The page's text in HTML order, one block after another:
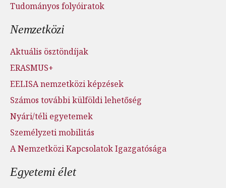
Tudományos folyóiratok
Nemzetközi
Aktuális ösztöndíjak
ERASMUS+
EELISA nemzetközi képzések
Számos további külföldi lehetőség
Nyári/téli egyetemek
Személyzeti mobilitás
A Nemzetközi Kapcsolatok Igazgatósága
Egyetemi élet